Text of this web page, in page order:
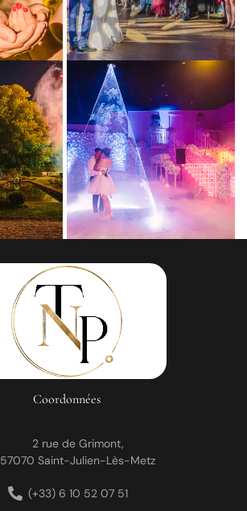
Coordonnées
2 rue de Grimont,
57070 Saint-Julien-Lès-Metz
(+33) 6 10 52 07 51